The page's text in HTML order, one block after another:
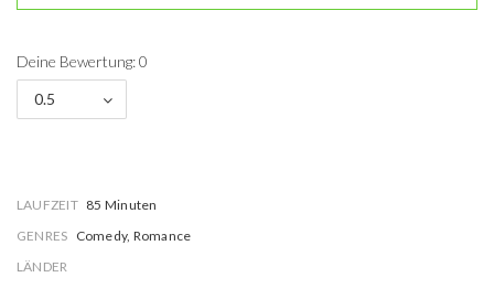
Deine Bewertung: 0
0.5
LAUFZEIT 85 Minuten
GENRES Comedy, Romance
LÄNDER